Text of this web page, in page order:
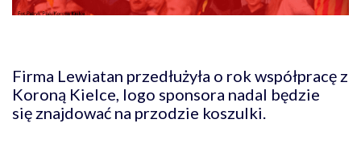
Firma Lewiatan przedłużyła o rok współpracę z
Koroną Kielce, logo sponsora nadal będzie
się znajdować na przodzie koszulki.